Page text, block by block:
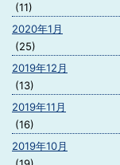
(11)
2020年1月
(25)
2019年12月
(13)
2019年11月
(16)
2019年10月